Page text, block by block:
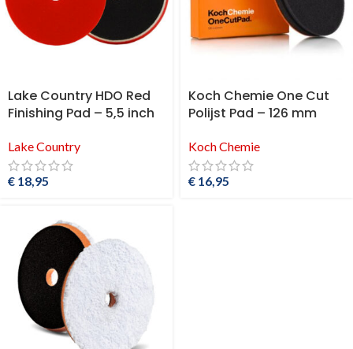
Lake Country HDO Red
Finishing Pad – 5,5 inch
Lake Country
€ 18,95
Koch Chemie One Cut
Polijst Pad – 126 mm
Koch Chemie
€ 16,95